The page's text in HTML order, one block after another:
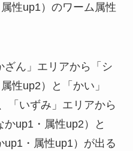
性up1）のワーム属性
ん」エリアから「シ
性up2）と「かい」
「いずみ」エリアから
かup1・属性up2）と
up1・属性up1）が出る